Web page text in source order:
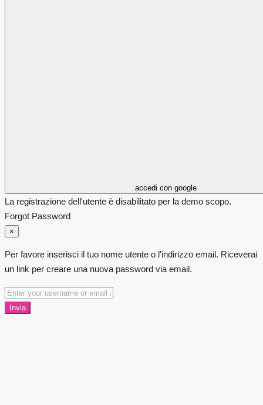
accedi con google
La registrazione dell'utente è disabilitato per la demo scopo.
Forgot Password
×
Per favore inserisci il tuo nome utente o l'indirizzo email. Riceverai
un link per creare una nuova password via email.
Invia